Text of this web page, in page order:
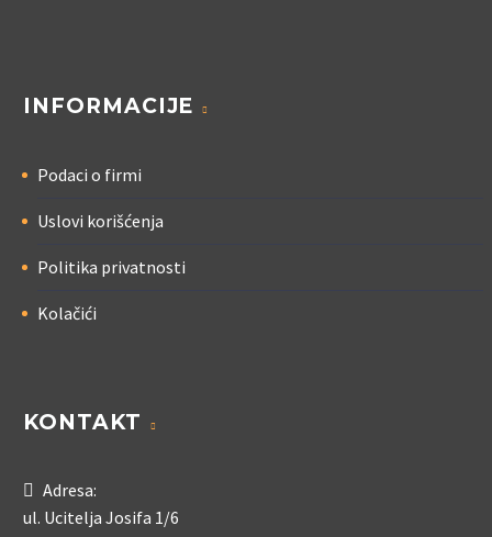
INFORMACIJE
Podaci o firmi
Uslovi korišćenja
Politika privatnosti
Kolačići
KONTAKT
Adresa:
ul. Ucitelja Josifa 1/6